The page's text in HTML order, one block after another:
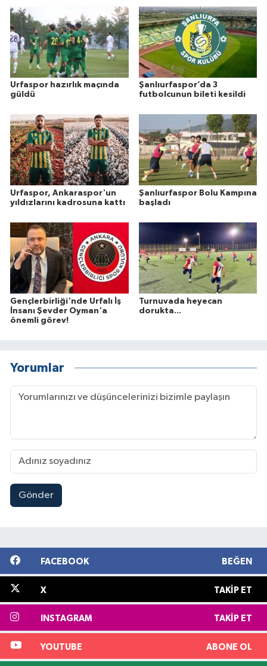
Urfaspor hazırlık maçında
güldü
Şanlıurfaspor’da 3
futbolcunun bileti kesildi
Urfaspor, Ankaraspor'un
yıldızlarını kadrosuna kattı
Şanlıurfaspor Bolu Kampına
başladı
Gençlerbirliği'nde Urfalı İş
İnsanı Şevder Oyman'a
önemli görev!
Turnuvada heyecan
dorukta...
Yorumlar
Gönder
FACEBOOK BEĞEN
X TAKIP ET
INSTAGRAM TAKIP ET
YOUTUBE ABONE OL